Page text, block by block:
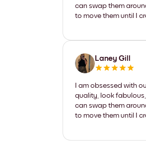
can swap them
to move them until I
Laney Gill
I am obsessed with
quality, look
can swap them
to move them until I